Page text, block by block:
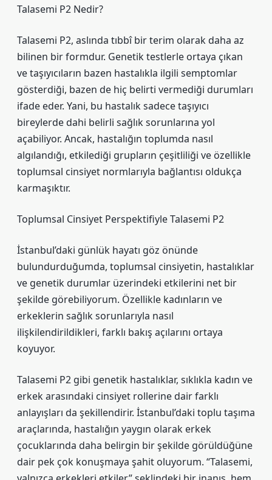
Talasemi P2 Nedir?
Talasemi P2, aslında tıbbî bir terim olarak daha az
bilinen bir formdur. Genetik testlerle ortaya çıkan
ve taşıyıcıların bazen hastalıkla ilgili semptomlar
gösterdiği, bazen de hiç belirti vermediği durumları
ifade eder. Yani, bu hastalık sadece taşıyıcı
bireylerde dahi belirli sağlık sorunlarına yol
açabiliyor. Ancak, hastalığın toplumda nasıl
algılandığı, etkilediği grupların çeşitliliği ve özellikle
toplumsal cinsiyet normlarıyla bağlantısı oldukça
karmaşıktır.
Toplumsal Cinsiyet Perspektifiyle Talasemi P2
İstanbul’daki günlük hayatı göz önünde
bulundurduğumda, toplumsal cinsiyetin, hastalıklar
ve genetik durumlar üzerindeki etkilerini net bir
şekilde görebiliyorum. Özellikle kadınların ve
erkeklerin sağlık sorunlarıyla nasıl
ilişkilendirildikleri, farklı bakış açılarını ortaya
koyuyor.
Talasemi P2 gibi genetik hastalıklar, sıklıkla kadın ve
erkek arasındaki cinsiyet rollerine dair farklı
anlayışları da şekillendirir. İstanbul’daki toplu taşıma
araçlarında, hastalığın yaygın olarak erkek
çocuklarında daha belirgin bir şekilde görüldüğüne
dair pek çok konuşmaya şahit oluyorum. “Talasemi,